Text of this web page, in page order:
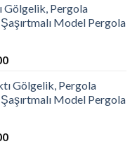
Gölgelik, Pergola
Model Pergola
Şu
fiyat:
₺87.000,00.
Gölgelik, Pergola
Model Pergola
Şu